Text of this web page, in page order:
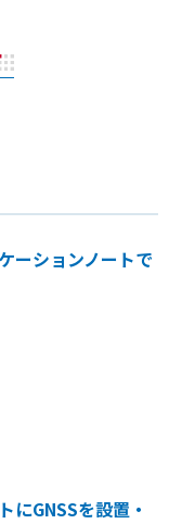
ーションノートで
にGNSSを設置・